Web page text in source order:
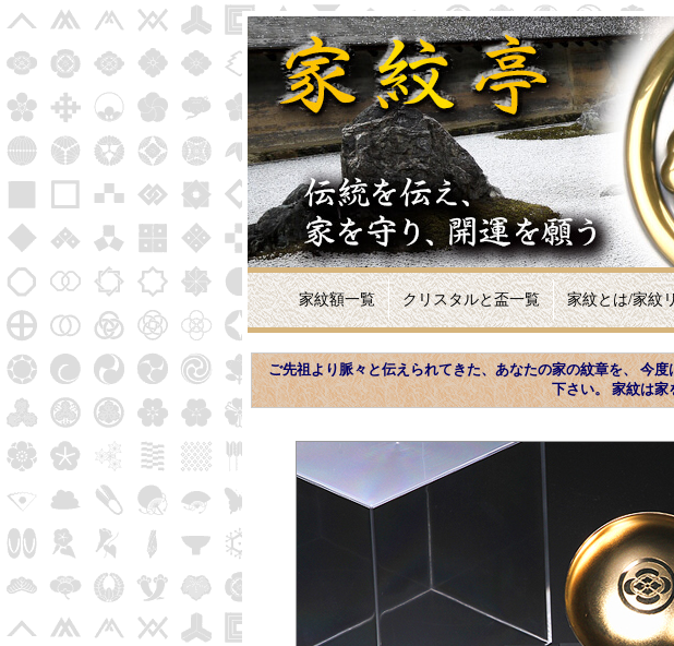
家紋額一覧 クリスタルと盃一覧 家紋とは/家紋
ご先祖より脈々と伝えられてきた、あなたの家の紋章を、 今
下さい。 家紋は